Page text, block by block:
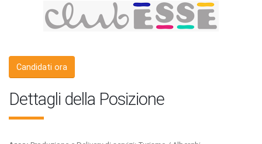
Candidati ora
Dettagli della Posizione